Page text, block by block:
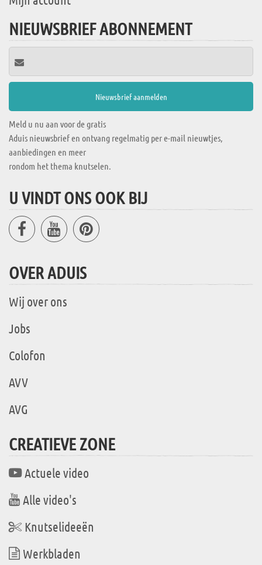
NIEUWSBRIEF ABONNEMENT
Meld u nu aan voor de gratis
Aduis nieuwsbrief en ontvang regelmatig per e-mail nieuwtjes,
aanbiedingen en meer
rondom het thema knutselen.
U VINDT ONS OOK BIJ
OVER ADUIS
Wij over ons
Jobs
Colofon
AVV
AVG
CREATIEVE ZONE
Actuele video
Alle video's
Knutselideeën
Werkbladen